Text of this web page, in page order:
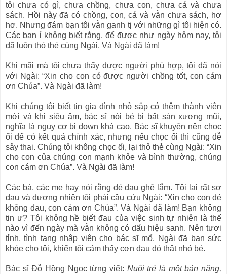
tôi chưa có gì, chưa chồng, chưa con, chưa cá và chưa
sách. Hồi này đã có chồng, con, cá và vẫn chưa sách, hơ
hơ. Nhưng đám bạn tôi vẫn ganh tị với những gì tôi hiện có.
Các bạn í không biết rằng, để được như ngày hôm nay, tôi
đã luôn thỏ thẻ cùng Ngài. Và Ngài đã làm!
Khi mãi mà tôi chưa thấy được người phù hợp, tôi đã nói
với Ngài: “Xin cho con có được người chồng tốt, con cám
ơn Chúa”. Và Ngài đã làm!
Khi chúng tôi biết tin gia đình nhỏ sắp có thêm thành viên
mới và khi siêu âm, bác sĩ nói bé bị bất sản xương mũi,
nghĩa là nguy cơ bị down khá cao. Bác sĩ khuyên nên chọc
ối để có kết quả chính xác, nhưng nếu chọc ối thì cũng dễ
sảy thai. Chúng tôi không chọc ối, lại thỏ thẻ cùng Ngài: “Xin
cho con của chúng con mạnh khỏe và bình thường, chúng
con cám ơn Chúa”. Và Ngài đã làm!
Các bà, các mẹ hay nói rằng đẻ đau ghê lắm. Tôi lại rất sợ
đau và đương nhiên tôi phải cầu cứu Ngài: “Xin cho con đẻ
không đau, con cám ơn Chúa”. Và Ngài đã làm! Bạn không
tin ư? Tôi không hề biết đau của việc sinh tự nhiên là thế
nào vì đến ngày mà vẫn không có dấu hiệu sanh. Nên tươi
tỉnh, tình tang nhập viện cho bác sĩ mổ. Ngài đã ban sức
khỏe cho tôi, khiến tôi cảm thấy cơn đau đó thật nhỏ bé.
Bác sĩ Đỗ Hồng Ngọc từng viết: Nuôi trẻ là một bản năng,